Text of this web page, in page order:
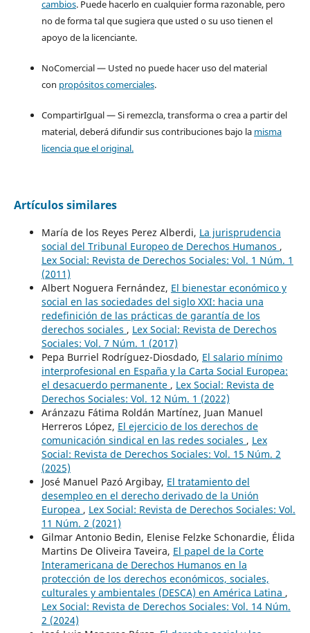
cambios. Puede hacerlo en cualquier forma razonable, pero
no de forma tal que sugiera que usted o su uso tienen el
apoyo de la licenciante.
NoComercial — Usted no puede hacer uso del material
con propósitos comerciales.
CompartirIgual — Si remezcla, transforma o crea a partir del
material, deberá difundir sus contribuciones bajo la misma
licencia que el original.
Artículos similares
María de los Reyes Perez Alberdi, La jurisprudencia
social del Tribunal Europeo de Derechos Humanos ,
Lex Social: Revista de Derechos Sociales: Vol. 1 Núm. 1
(2011)
Albert Noguera Fernández, El bienestar económico y
social en las sociedades del siglo XXI: hacia una
redefinición de las prácticas de garantía de los
derechos sociales , Lex Social: Revista de Derechos
Sociales: Vol. 7 Núm. 1 (2017)
Pepa Burriel Rodríguez-Diosdado, El salario mínimo
interprofesional en España y la Carta Social Europea:
el desacuerdo permanente , Lex Social: Revista de
Derechos Sociales: Vol. 12 Núm. 1 (2022)
Aránzazu Fátima Roldán Martínez, Juan Manuel
Herreros López, El ejercicio de los derechos de
comunicación sindical en las redes sociales , Lex
Social: Revista de Derechos Sociales: Vol. 15 Núm. 2
(2025)
José Manuel Pazó Argibay, El tratamiento del
desempleo en el derecho derivado de la Unión
Europea , Lex Social: Revista de Derechos Sociales: Vol.
11 Núm. 2 (2021)
Gilmar Antonio Bedin, Elenise Felzke Schonardie, Élida
Martins De Oliveira Taveira, El papel de la Corte
Interamericana de Derechos Humanos en la
protección de los derechos económicos, sociales,
culturales y ambientales (DESCA) en América Latina ,
Lex Social: Revista de Derechos Sociales: Vol. 14 Núm.
2 (2024)